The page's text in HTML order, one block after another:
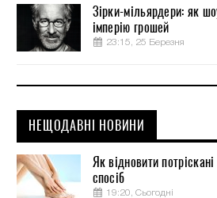
Зірки-мільярдери: як
імперію грошей
23:15, 25 Березня
НЕЩОДАВНІ НОВИНИ
Як відновити
спосіб
19:20, Сьогодні